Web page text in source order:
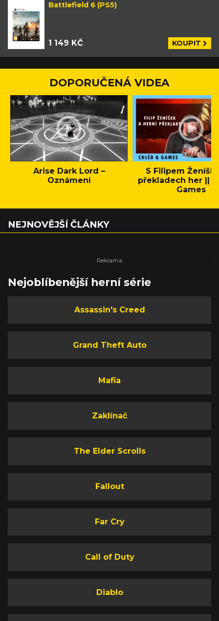
Battlefield 6 (PS5)
1 149 KČ KOUPIT
DOPORUČENÁ VIDEA
Arise Dark Lord –
Oznámení
S Filipem
překladech her ||
Games
NEJNOVĚJŠÍ ČLÁNKY
Nejoblíbenější herní série
Assassin's Creed
Grand Theft Auto
Mafia
Zaklínač
The Elder Scrolls
Fallout
Far Cry
Call of Duty
Diablo